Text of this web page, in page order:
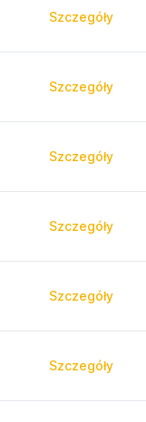
Szczegóły
Szczegóły
Szczegóły
Szczegóły
Szczegóły
Szczegóły